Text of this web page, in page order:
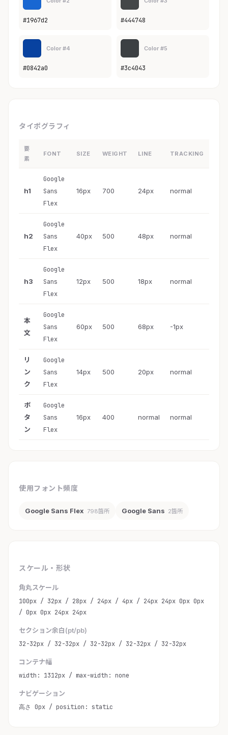
#1967d2 #444748
Color #4
#0842a0
Color #5
#3c4043
タイポグラフィ
要
素
FONT SIZE WEIGHT LINE TRACKING
h1
Google
Sans
Flex
16px 700 24px normal
h2
Google
Sans
Flex
40px 500 48px normal
h3
Google
Sans
Flex
12px 500 18px normal
本
文
Google
Sans
Flex
60px 500 68px -1px
リ
ン
ク
Google
Sans
Flex
14px 500 20px normal
ボ
タ
ン
Google
Sans
Flex
16px 400 normal normal
使用フォント頻度
Google Sans Flex 798箇所 Google Sans 2箇所
スケール・形状
角丸スケール
100px / 32px / 28px / 24px / 4px / 24px 24px 0px 0px
/ 0px 0px 24px 24px
セクション余白(pt/pb)
32-32px / 32-32px / 32-32px / 32-32px / 32-32px
コンテナ幅
width: 1312px / max-width: none
ナビゲーション
高さ 0px / position: static